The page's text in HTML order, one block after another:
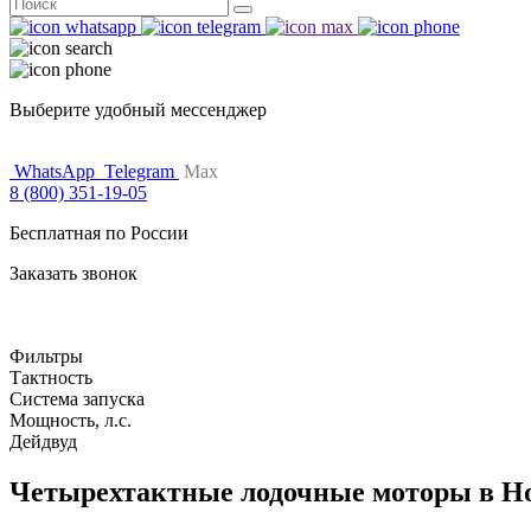
for:
Выберите удобный мессенджер
WhatsApp Telegram Max
8 (800) 351-19-05
Бесплатная по России
Заказать звонок
Фильтры
Тактность
Система запуска
Мощность, л.с.
Дейдвуд
Четырехтактные лодочные моторы в